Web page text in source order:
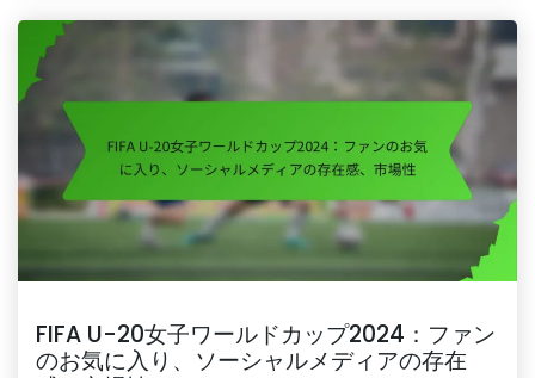
FIFA U-20女子ワールドカップ2024：ファン
のお気に入り、ソーシャルメディアの存在